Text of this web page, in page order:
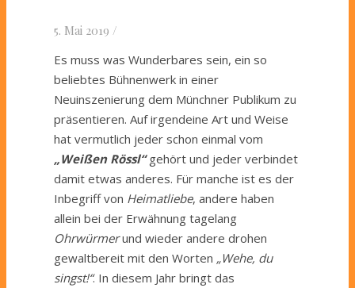
5. Mai 2019 /
Es muss was Wunderbares sein, ein so
beliebtes Bühnenwerk in einer
Neuinszenierung dem Münchner Publikum zu
präsentieren. Auf irgendeine Art und Weise
hat vermutlich jeder schon einmal vom
„Weißen Rössl“gehört und jeder verbindet
damit etwas anderes. Für manche ist es der
Inbegriff von Heimatliebe, andere haben
allein bei der Erwähnung tagelang
Ohrwürmerund wieder andere drohen
gewaltbereit mit den Worten „Wehe, du
singst!“. In diesem Jahr bringt das